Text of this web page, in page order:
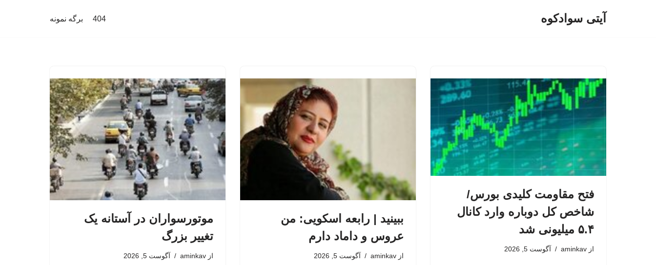
آیتی سوادکوه 404 برگه نمونه
فتح مقاومت کلیدی بورس/
شاخص کل دوباره وارد کانال
۵.۴ میلیونی شد
از aminkav آگوست 5, 2026
ببینید | رابعه اسکویی: من
عروس و داماد دارم
از aminkav آگوست 5, 2026
موتورسواران در آستانه یک
تغییر بزرگ
از aminkav آگوست 5, 2026